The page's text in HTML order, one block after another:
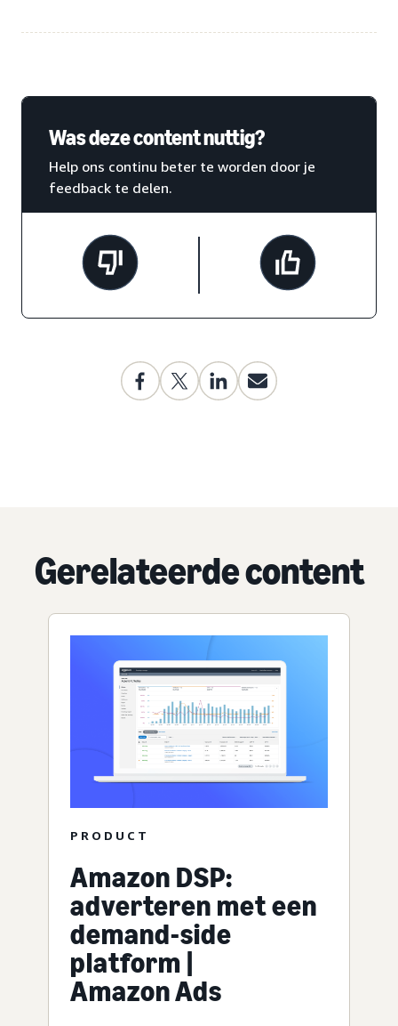
Was deze content nuttig?
Help ons continu beter te worden door je
feedback te delen.
Gerelateerde content
PRODUCT
Amazon DSP:
adverteren met een
demand-side
platform |
Amazon Ads